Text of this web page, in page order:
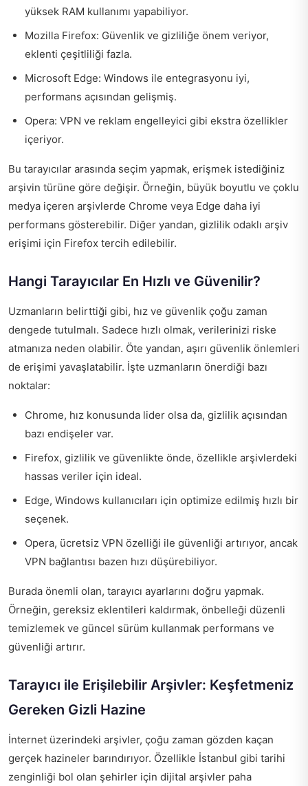
yüksek RAM kullanımı yapabiliyor.
Mozilla Firefox: Güvenlik ve gizliliğe önem veriyor,
eklenti çeşitliliği fazla.
Microsoft Edge: Windows ile entegrasyonu iyi,
performans açısından gelişmiş.
Opera: VPN ve reklam engelleyici gibi ekstra özellikler
içeriyor.
Bu tarayıcılar arasında seçim yapmak, erişmek istediğiniz
arşivin türüne göre değişir. Örneğin, büyük boyutlu ve çoklu
medya içeren arşivlerde Chrome veya Edge daha iyi
performans gösterebilir. Diğer yandan, gizlilik odaklı arşiv
erişimi için Firefox tercih edilebilir.
Hangi Tarayıcılar En Hızlı ve Güvenilir?
Uzmanların belirttiği gibi, hız ve güvenlik çoğu zaman
dengede tutulmalı. Sadece hızlı olmak, verilerinizi riske
atmanıza neden olabilir. Öte yandan, aşırı güvenlik önlemleri
de erişimi yavaşlatabilir. İşte uzmanların önerdiği bazı
noktalar:
Chrome, hız konusunda lider olsa da, gizlilik açısından
bazı endişeler var.
Firefox, gizlilik ve güvenlikte önde, özellikle arşivlerdeki
hassas veriler için ideal.
Edge, Windows kullanıcıları için optimize edilmiş hızlı bir
seçenek.
Opera, ücretsiz VPN özelliği ile güvenliği artırıyor, ancak
VPN bağlantısı bazen hızı düşürebiliyor.
Burada önemli olan, tarayıcı ayarlarını doğru yapmak.
Örneğin, gereksiz eklentileri kaldırmak, önbelleği düzenli
temizlemek ve güncel sürüm kullanmak performans ve
güvenliği artırır.
Tarayıcı ile Erişilebilir Arşivler: Keşfetmeniz
Gereken Gizli Hazine
İnternet üzerindeki arşivler, çoğu zaman gözden kaçan
gerçek hazineler barındırıyor. Özellikle İstanbul gibi tarihi
zenginliği bol olan şehirler için dijital arşivler paha